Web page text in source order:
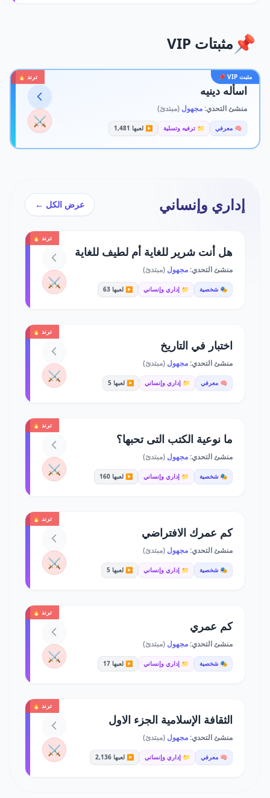
📌 مثبتات VIP
مثبت VIP 📌 ترند 🔥
اسأله دينيه
منشئ التحدي:مجهول (مبتدئ)
🧠 معرفي 📁 ترفيه وتسلية ▶️ لعبها 1,481 ⚔️
إداري وإنساني عرض الكل ←
ترند 🔥
هل أنت شرير للغاية أم لطيف للغاية
منشئ التحدي:مجهول (مبتدئ)
🎭 شخصية 📁 إداري وإنساني ▶️ لعبها 63 ⚔️
ترند 🔥
اختبار في التاريخ
منشئ التحدي:مجهول (مبتدئ)
🧠 معرفي 📁 إداري وإنساني ▶️ لعبها 5 ⚔️
ترند 🔥
ما نوعية الكتب التى تحبها؟
منشئ التحدي:مجهول (مبتدئ)
🎭 شخصية 📁 إداري وإنساني ▶️ لعبها 160 ⚔️
ترند 🔥
كم عمرك الافتراضي
منشئ التحدي:مجهول (مبتدئ)
🎭 شخصية 📁 إداري وإنساني ▶️ لعبها 5 ⚔️
ترند 🔥
كم عمري
منشئ التحدي:مجهول (مبتدئ)
🎭 شخصية 📁 إداري وإنساني ▶️ لعبها 17 ⚔️
ترند 🔥
الثقافة الإسلامية الجزء الاول
منشئ التحدي:مجهول (مبتدئ)
🧠 معرفي 📁 إداري وإنساني ▶️ لعبها 2,136 ⚔️